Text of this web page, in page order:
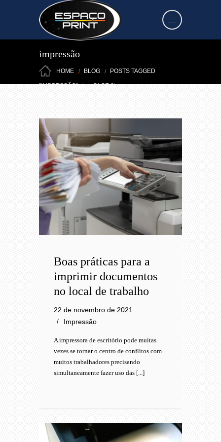
impressão
HOME BLOG POSTS TAGGED
"IMPRESSÃO"( PAGE 2)
Boas práticas para a
imprimir documentos
no local de trabalho
22 de novembro de 2021
Impressão
A impressora de escritório pode muitas
vezes se tornar o centro de conflitos com
muitos trabalhadores precisando
simultaneamente fazer uso das [...]